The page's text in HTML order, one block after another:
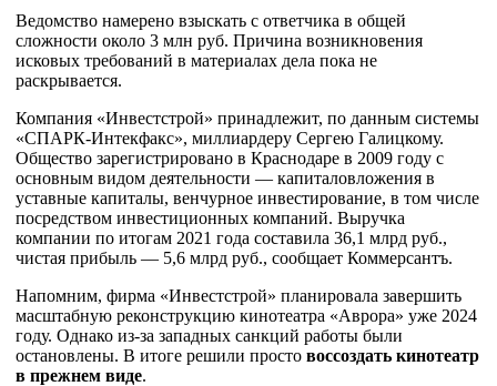
Ведомство намерено взыскать с ответчика в общей
сложности около 3 млн руб. Причина возникновения
исковых требований в материалах дела пока не
раскрывается.
Компания «Инвестстрой» принадлежит, по данным системы
«СПАРК-Интекфакс», миллиардеру Сергею Галицкому.
Общество зарегистрировано в Краснодаре в 2009 году с
основным видом деятельности — капиталовложения в
уставные капиталы, венчурное инвестирование, в том числе
посредством инвестиционных компаний. Выручка
компании по итогам 2021 года составила 36,1 млрд руб.,
чистая прибыль — 5,6 млрд руб., сообщает Коммерсантъ.
Напомним, фирма «Инвестстрой» планировала завершить
масштабную реконструкцию кинотеатра «Аврора» уже 2024
году. Однако из-за западных санкций работы были
остановлены. В итоге решили просто воссоздать кинотеатр
в прежнем виде.